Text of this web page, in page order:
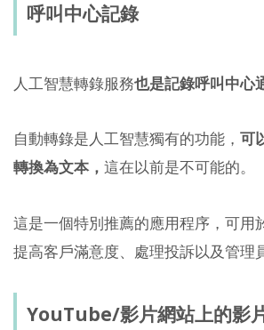
呼叫中心記錄
人工智慧轉錄服務也是記錄呼叫中心
自動轉錄是人工智慧獨有的功能， 可
轉換為文本， 這在以前是不可能的。
這是一個特別推薦的應用程序，可用
提高客戶滿意度、處理投訴以及管理
YouTube/影片網站上的影